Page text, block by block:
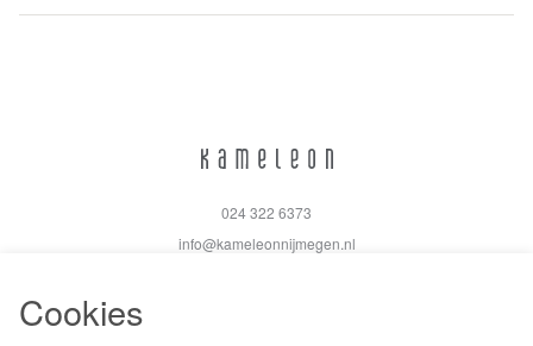
024 322 6373
info@kameleonnijmegen.nl
Cookies